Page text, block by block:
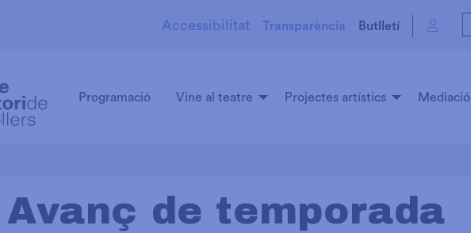
Butlletí
Transparència
Accessibilitat
Programació Vine al teatre Projectes artístics Mediació
Avanç de temporada